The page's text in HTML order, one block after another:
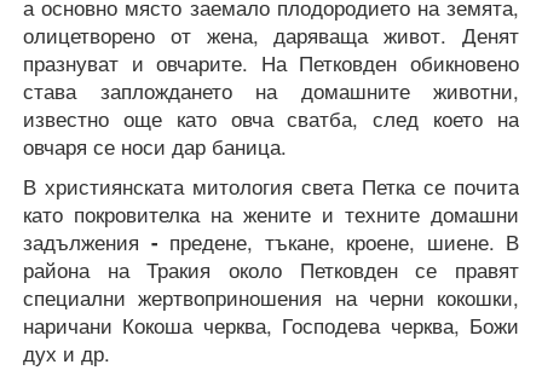
а основно място заемало плодородието на земята,
олицетворено от жена, даряваща живот. Денят
празнуват и овчарите. На Петковден обикновено
става заплождането на домашните животни,
известно още като овча сватба, след което на
овчаря се носи дар баница.
В християнската митология света Петка се почита
като покровителка на жените и техните домашни
задължения - предене, тъкане, кроене, шиене. В
района на Тракия около Петковден се правят
специални жертвоприношения на черни кокошки,
наричани Кокоша черква, Господева черква, Божи
дух и др.